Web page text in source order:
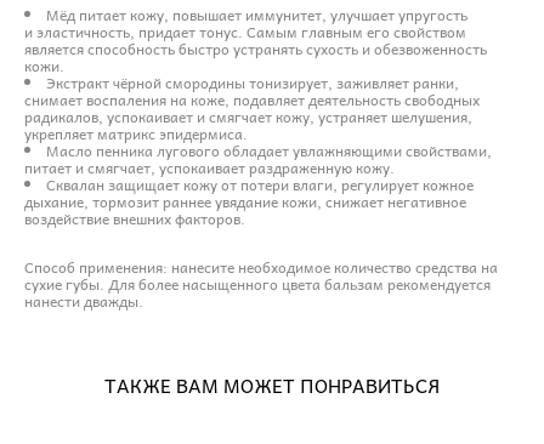
Мёд питает кожу, повышает иммунитет, улучшает упругость
и эластичность, придает тонус. Самым главным его свойством
является способность быстро устранять сухость и обезвоженность
кожи.
Экстракт чёрной смородины тонизирует, заживляет ранки,
снимает воспаления на коже, подавляет деятельность свободных
радикалов, успокаивает и смягчает кожу, устраняет шелушения,
укрепляет матрикс эпидермиса.
Масло пенника лугового обладает увлажняющими свойствами,
питает и смягчает, успокаивает раздраженную кожу.
Сквалан защищает кожу от потери влаги, регулирует кожное
дыхание, тормозит раннее увядание кожи, снижает негативное
воздействие внешних факторов.
Способ применения: нанесите необходимое количество средства на
сухие губы. Для более насыщенного цвета бальзам рекомендуется
нанести дважды.
ТАКЖЕ ВАМ МОЖЕТ ПОНРАВИТЬСЯ